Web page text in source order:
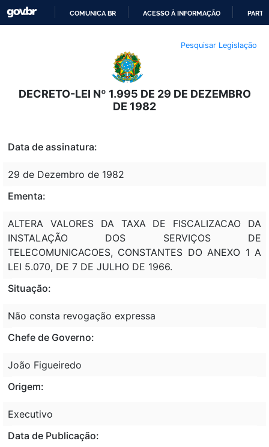
O
CONTEÚDO
COMUNICA BR ACESSO À INFORMAÇÃO
Pesquisar Legislação
DECRETO-LEI Nº 1.995 DE 29 DE DEZEMBRO
DE 1982
Data de assinatura:
29 de Dezembro de 1982
Ementa:
ALTERA VALORES DA TAXA DE FISCALIZACAO DA
INSTALAÇÃO DOS SERVIÇOS DE
TELECOMUNICACOES, CONSTANTES DO ANEXO 1 A
LEI 5.070, DE 7 DE JULHO DE 1966.
Situação:
Não consta revogação expressa
Chefe de Governo:
João Figueiredo
Origem:
Executivo
Data de Publicação: